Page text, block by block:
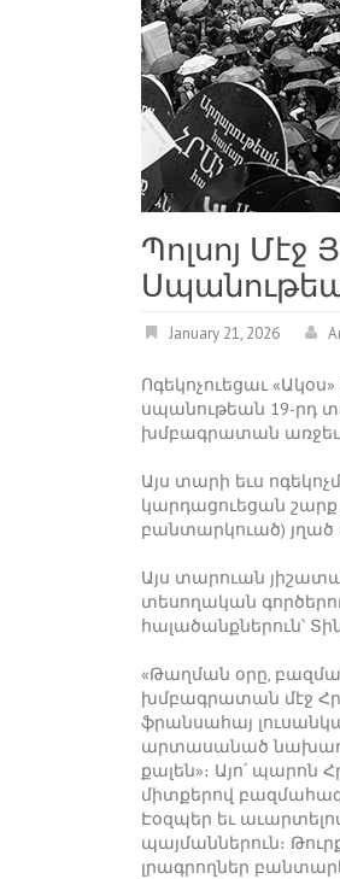
Պոլսոյ
January 21, 2026
Ոգեկոչուեցաւ
սպանութեան 19-րդ
խմբագրատան
Այս տարի եւս
կարդացուեցան
բանտարկուած)
Այս տարուան
տեսողական
հալածանքներուն՝
«Թաղման օրը,
խմբագրատան մէջ
ֆրանսահայ
արտասանած
քալեն»։ Այո՛
միտքերով
Էօզպեր եւ
պայմաններուն։
լրագրողներ